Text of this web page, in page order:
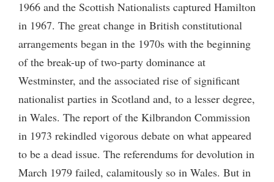
1966 and the Scottish Nationalists captured Hamilton
in 1967. The great change in British constitutional
arrangements began in the 1970s with the beginning
of the break-up of two-party dominance at
Westminster, and the associated rise of significant
nationalist parties in Scotland and, to a lesser degree,
in Wales. The report of the Kilbrandon Commission
in 1973 rekindled vigorous debate on what appeared
to be a dead issue. The referendums for devolution in
March 1979 failed, calamitously so in Wales. But in